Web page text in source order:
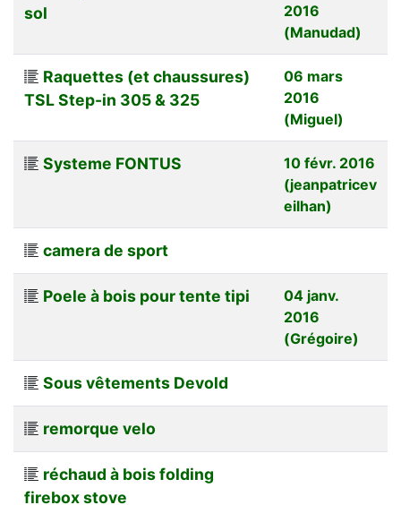
sol
2016
(Manudad)
Raquettes (et chaussures)
TSL Step-in 305 & 325
06 mars
2016
(Miguel)
Systeme FONTUS
10 févr. 2016
(jeanpatricev
eilhan)
camera de sport
Poele à bois pour tente tipi
04 janv.
2016
(Grégoire)
Sous vêtements Devold
remorque velo
réchaud à bois folding
firebox stove